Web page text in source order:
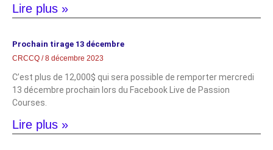
Lire plus »
Prochain tirage 13 décembre
CRCCQ 8 décembre 2023
C’est plus de 12,000$ qui sera possible de remporter mercredi
13 décembre prochain lors du Facebook Live de Passion
Courses.
Lire plus »